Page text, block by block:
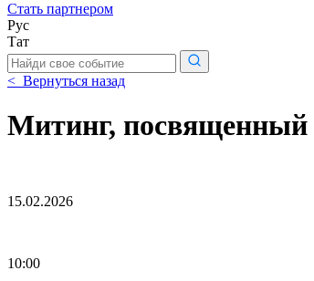
Стать партнером
Рус
Тат
Поиск
по
сайту
< Вернуться назад
Митинг, посвященный
15.02.2026
10:00